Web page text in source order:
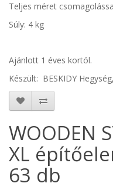
Teljes méret
Súly: 4 kg
Ajánlott 1 éves kortól.
Készült: BESKIDY
WOODEN
XL
63 db